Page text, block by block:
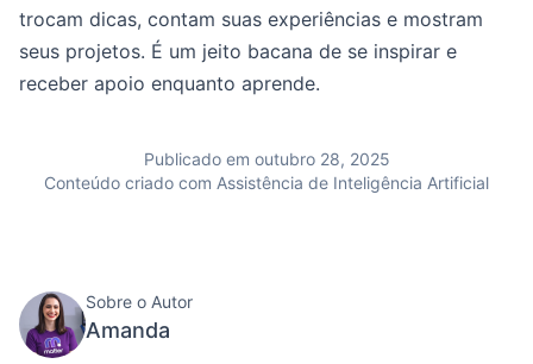
trocam dicas, contam suas experiências e mostram
seus projetos. É um jeito bacana de se inspirar e
receber apoio enquanto aprende.
Publicado em outubro 28, 2025
Conteúdo criado com Assistência de Inteligência Artificial
Sobre o Autor
Amanda